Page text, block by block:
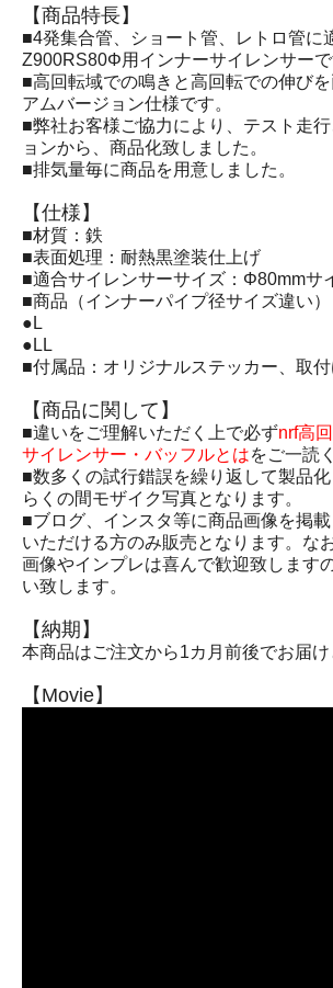
【商品特長】
■4発集合管、ショート管、レトロ管に
Z900RS80Φ用インナーサイレンサーで
■高回転域での鳴きと高回転での伸びを
アムバージョン仕様です。
■弊社お客様ご協力により、テスト走
ョンから、商品化致しました。
■排気量毎に商品を用意しました。
【仕様】
■材質：鉄
■表面処理：耐熱黒塗装仕上げ
■適合サイレンサーサイズ：Φ80mmサ
■商品（インナーパイプ径サイズ違い）
●L
●LL
■付属品：オリジナルステッカー、取付
【商品に関して】
■違いをご理解いただく上で必ずnrf高
サイレンサー・バッフルとはをご一読
■数多くの試行錯誤を繰り返して製品
らくの間モザイク写真となります。
■ブログ、インスタ等に商品画像を掲
いただける方のみ販売となります。な
画像やインプレは喜んで歓迎致します
い致します。
【納期】
本商品はご注文から1カ月前後でお届け
【Movie】